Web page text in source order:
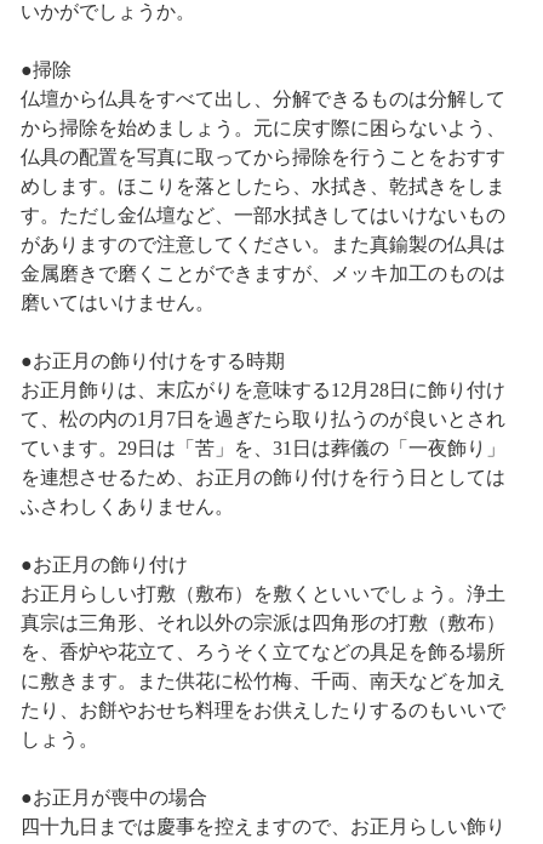
いかがでしょうか。
●掃除
仏壇から仏具をすべて出し、分解できるものは分解して
から掃除を始めましょう。元に戻す際に困らないよう、
仏具の配置を写真に取ってから掃除を行うことをおすす
めします。ほこりを落としたら、水拭き、乾拭きをしま
す。ただし金仏壇など、一部水拭きしてはいけないもの
がありますので注意してください。また真鍮製の仏具は
金属磨きで磨くことができますが、メッキ加工のものは
磨いてはいけません。
●お正月の飾り付けをする時期
お正月飾りは、末広がりを意味する12月28日に飾り付け
て、松の内の1月7日を過ぎたら取り払うのが良いとされ
ています。29日は「苦」を、31日は葬儀の「一夜飾り」
を連想させるため、お正月の飾り付けを行う日としては
ふさわしくありません。
●お正月の飾り付け
お正月らしい打敷（敷布）を敷くといいでしょう。浄土
真宗は三角形、それ以外の宗派は四角形の打敷（敷布）
を、香炉や花立て、ろうそく立てなどの具足を飾る場所
に敷きます。また供花に松竹梅、千両、南天などを加え
たり、お餅やおせち料理をお供えしたりするのもいいで
しょう。
●お正月が喪中の場合
四十九日までは慶事を控えますので、お正月らしい飾り